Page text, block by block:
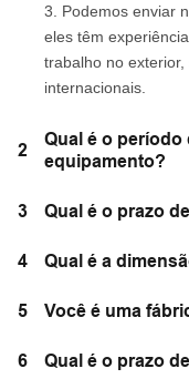
3. Podemos enviar
eles têm
trabalho no
internacionais.
2
Qual é o período
equipamento?
3 Qual é o prazo
4 Qual é a
5 Você é uma
6 Qual é o prazo